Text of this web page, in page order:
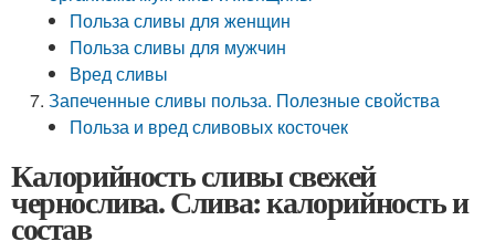
Польза сливы для женщин
Польза сливы для мужчин
Вред сливы
Запеченные сливы польза. Полезные свойства
Польза и вред сливовых косточек
Калорийность сливы свежей
чернослива. Слива: калорийность и
состав